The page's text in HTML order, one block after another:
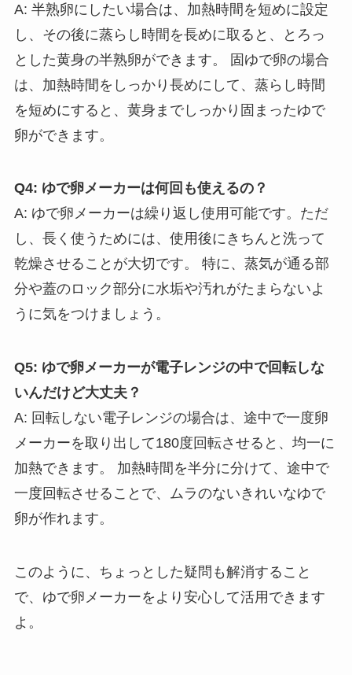
A: 半熟卵にしたい場合は、加熱時間を短めに設定
し、その後に蒸らし時間を長めに取ると、とろっ
とした黄身の半熟卵ができます。 固ゆで卵の場合
は、加熱時間をしっかり長めにして、蒸らし時間
を短めにすると、黄身までしっかり固まったゆで
卵ができます。
Q4: ゆで卵メーカーは何回も使えるの？
A: ゆで卵メーカーは繰り返し使用可能です。ただ
し、長く使うためには、使用後にきちんと洗って
乾燥させることが大切です。 特に、蒸気が通る部
分や蓋のロック部分に水垢や汚れがたまらないよ
うに気をつけましょう。
Q5: ゆで卵メーカーが電子レンジの中で回転しな
いんだけど大丈夫？
A: 回転しない電子レンジの場合は、途中で一度卵
メーカーを取り出して180度回転させると、均一に
加熱できます。 加熱時間を半分に分けて、途中で
一度回転させることで、ムラのないきれいなゆで
卵が作れます。
このように、ちょっとした疑問も解消すること
で、ゆで卵メーカーをより安心して活用できます
よ。